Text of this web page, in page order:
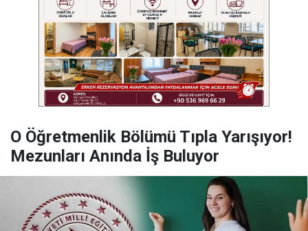
O Öğretmenlik Bölümü Tıpla Yarışıyor!
Mezunları Anında İş Buluyor